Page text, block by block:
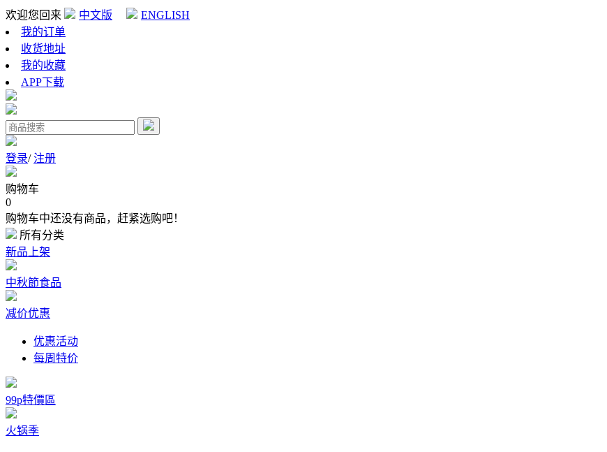
欢迎您回来 中文版
ENGLISH
我的订单
收货地址
我的收藏
APP下载
登录/注册
购物车
0
购物车中还没有商品，赶紧选购吧！
所有分类
新品上架
中秋節食品
减价优惠
优惠活动
每周特价
99p特價區
火锅季